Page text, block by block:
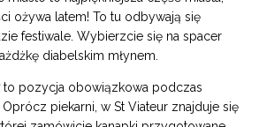
ożywa latem! To tu odbywają się
festiwale. Wybierzcie się na spacer
diabelskim młynem.
to pozycja obowiązkowa podczas
piekarni, w St Viateur znajduje się